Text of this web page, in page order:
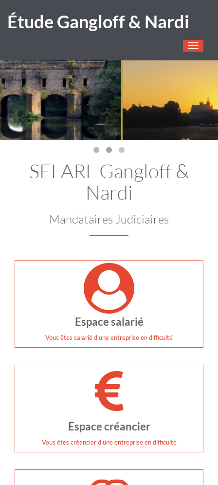
Étude Gangloff & Nardi
Toggle
SELARL Gangloff &
Nardi
Mandataires Judiciaires
Espace salarié
Vous êtes salarié d'une entreprise en difficulté
Espace créancier
Vous êtes créancier d'une entreprise en difficulté